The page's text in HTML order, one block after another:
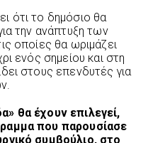
ότι το δημόσιο θα
την ανάπτυξη των
οποίες θα ωριμάζει
ενός σημείου και στη
στους επενδυτές για
θα έχουν επιλεγεί,
που παρουσίασε
συμβούλιο, στο